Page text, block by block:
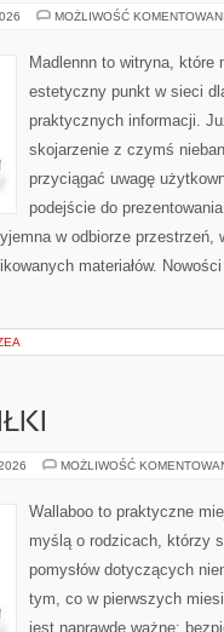
MOŻLIWOŚĆ
Madlennn to witryna, które
estetyczny punkt w sieci
praktycznych informacji.
skojarzenie z czymś
przyciągać uwagę
podejście do
w odbiorze przestrzeń,
materiałów.
MOŻLIWOŚĆ
Wallaboo to praktyczne
myślą o rodzicach, którzy
pomysłów dotyczących
tym, co w pierwszych
jest naprawdę ważne: